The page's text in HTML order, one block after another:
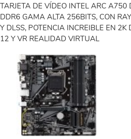
TARJETA DE VÍDEO INTEL ARC A750
DDR6 GAMA ALTA 256BITS, CON
Y DLSS, POTENCIA INCREIBLE EN 2K
12 Y VR REALIDAD VIRTUAL